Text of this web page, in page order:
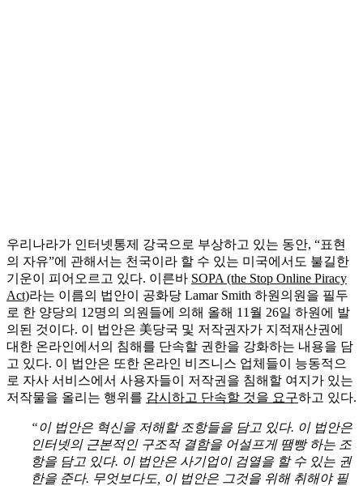
우리나라가 인터넷통제 강국으로 부상하고 있는 동안, “표현
의 자유”에 관해서는 천국이라 할 수 있는 미국에서도 불길한
기운이 피어오르고 있다. 이른바 SOPA (the Stop Online Piracy
Act)라는 이름의 법안이 공화당 Lamar Smith 하원의원을 필두
로 한 양당의 12명의 의원들에 의해 올해 11월 26일 하원에 발
의된 것이다. 이 법안은 美당국 및 저작권자가 지적재산권에
대한 온라인에서의 침해를 단속할 권한을 강화하는 내용을 담
고 있다. 이 법안은 또한 온라인 비즈니스 업체들이 능동적으
로 자사 서비스에서 사용자들이 저작권을 침해할 여지가 있는
저작물을 올리는 행위를 감시하고 단속할 것을 요구하고 있다.
“이 법안은 혁신을 저해할 조항들을 담고 있다. 이 법안은
인터넷의 근본적인 구조적 결함을 어설프게 땜빵 하는 조
항을 담고 있다. 이 법안은 사기업이 검열을 할 수 있는 권
한을 준다. 무엇보다도, 이 법안은 그것을 위해 취해야 필